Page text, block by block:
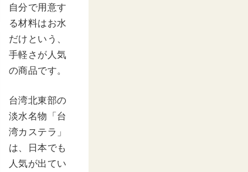
自分で用意す
る材料はお水
だけという、
手軽さが人気
の商品です。
台湾北東部の
淡水名物「台
湾カステラ」
は、日本でも
人気が出てい